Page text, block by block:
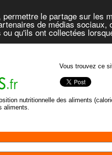
le partage sur les
de médias sociaux,
qu'ils ont collectées
Vous trouvez ce
nutritionnelle des aliments
aliments.